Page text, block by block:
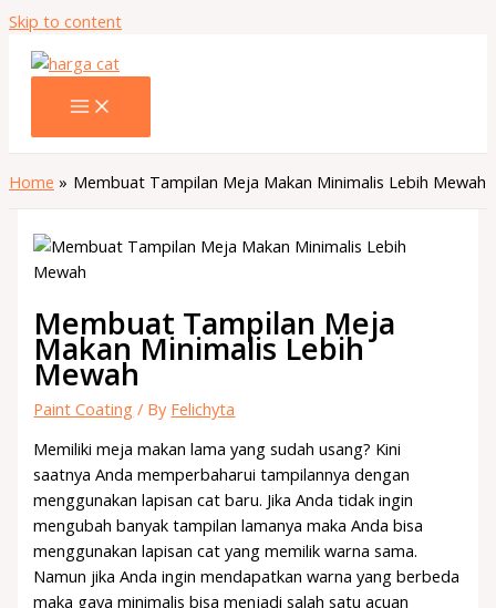
Skip to content
Home Membuat Tampilan Meja Makan Minimalis Lebih Mewah
Membuat Tampilan Meja
Makan Minimalis Lebih
Mewah
Paint Coating / By Felichyta
Memiliki meja makan lama yang sudah usang? Kini
saatnya Anda memperbaharui tampilannya dengan
menggunakan lapisan cat baru. Jika Anda tidak ingin
mengubah banyak tampilan lamanya maka Anda bisa
menggunakan lapisan cat yang memilik warna sama.
Namun jika Anda ingin mendapatkan warna yang berbeda
maka gaya minimalis bisa menjadi salah satu acuan